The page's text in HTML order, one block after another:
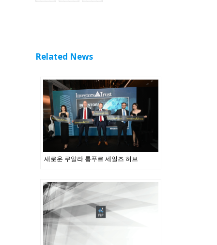
Related News
새로운 쿠알라 룸푸르 세일즈 허브